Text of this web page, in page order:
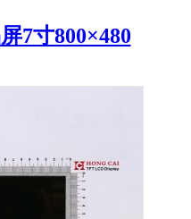
7寸800×480